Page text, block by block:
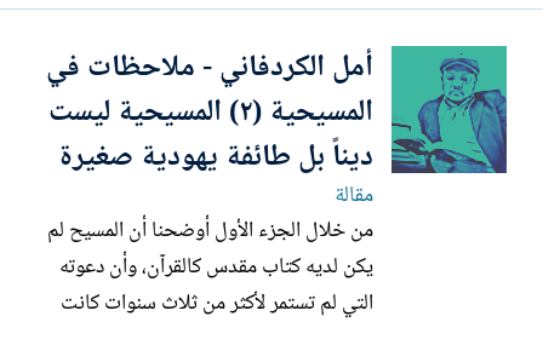
تلك الحيوانات الضعيفة كالحمير والغزلان
والطيور..الخ. ولو أننا عدنا بالزمن إلى الوراء
حين كانت أوروبا تأتي...
أمل الكردفاني - ملاحظات في
المسيحية (٢) المسيحية ليست
ديناً بل طائفة يهودية صغيرة
مقالة
من خلال الجزء الأول أوضحنا أن المسيح لم
يكن لديه كتاب مقدس كالقرآن، وأن دعوته
التي لم تستمر لأكثر من ثلاث سنوات كانت